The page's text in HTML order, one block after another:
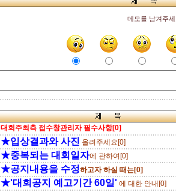
메모를 남겨주세
대회주최측 접수창관리자 필수사항[0]
★입상결과와 사진 올려주세요[0]
★중복되는 대회일자에 관하여[0]
★공지내용을 수정하고자 하실 때는[0]
★'대회공지 예고기간 60일' 에 대한 안내[0]